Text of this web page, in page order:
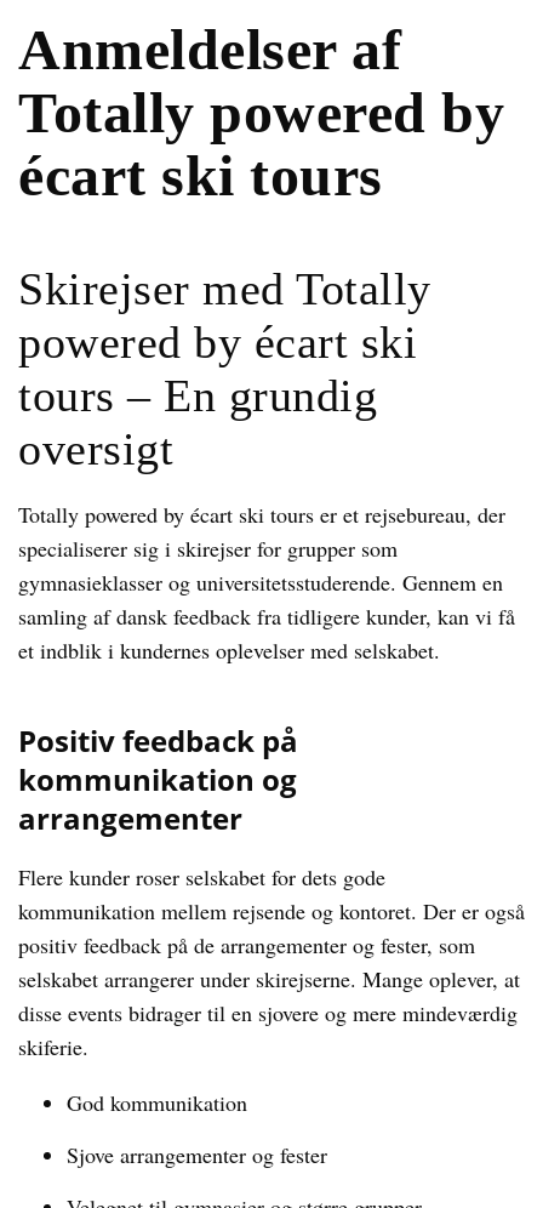
Anmeldelser af
Totally powered by
écart ski tours
Skirejser med Totally
powered by écart ski
tours – En grundig
oversigt
Totally powered by écart ski tours er et rejsebureau, der
specialiserer sig i skirejser for grupper som
gymnasieklasser og universitetsstuderende. Gennem en
samling af dansk feedback fra tidligere kunder, kan vi få
et indblik i kundernes oplevelser med selskabet.
Positiv feedback på
kommunikation og
arrangementer
Flere kunder roser selskabet for dets gode
kommunikation mellem rejsende og kontoret. Der er også
positiv feedback på de arrangementer og fester, som
selskabet arrangerer under skirejserne. Mange oplever, at
disse events bidrager til en sjovere og mere mindeværdig
skiferie.
God kommunikation
Sjove arrangementer og fester